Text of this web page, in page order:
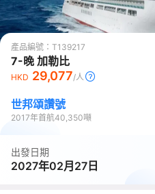
產品編號： T139217
7-晚 加勒比
HKD 29,077/人
世邦頌讚號
2017年首航40,350噸
出發日期
2027年02月27日